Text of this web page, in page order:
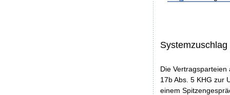
Systemzuschlag
Die
17b Abs. 5 KHG zur
einem